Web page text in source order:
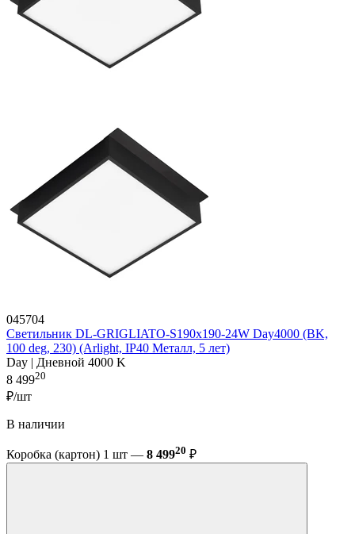
045704
Светильник DL-GRIGLIATO-S190x190-24W Day4000 (BK,
100 deg, 230) (Arlight, IP40 Металл, 5 лет)
Day | Дневной 4000 K
8 49920
₽/шт
В наличии
Коробка (картон) 1 шт — 8 49920 ₽